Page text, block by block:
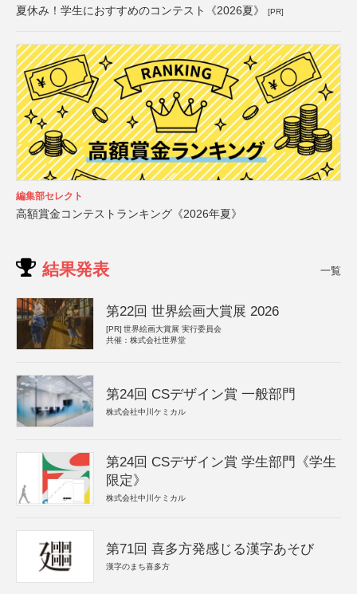
夏休み！学生におすすめのコンテスト《2026夏》 [PR]
編集部セレクト
高額賞金コンテストランキング《2026年夏》
結果発表 一覧
第22回 世界絵画大賞展 2026
[PR] 世界絵画大賞展 実行委員会
共催：株式会社世界堂
第24回 CSデザイン賞 一般部門
株式会社中川ケミカル
第24回 CSデザイン賞 学生部門《学生
限定》
株式会社中川ケミカル
第71回 喜多方発感じる漢字あそび
漢字のまち喜多方